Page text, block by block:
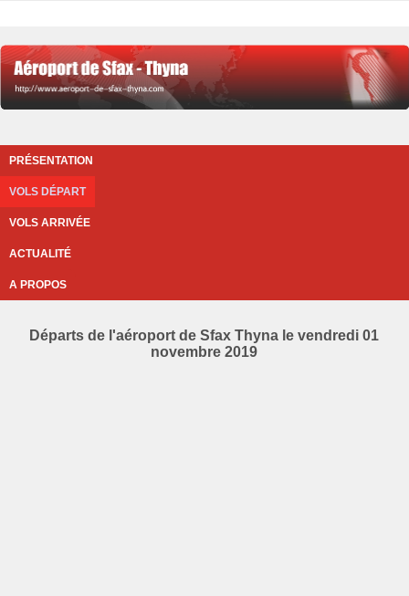
PRÉSENTATION
VOLS DÉPART
VOLS ARRIVÉE
ACTUALITÉ
A PROPOS
Départs de l'aéroport de Sfax Thyna le vendredi 01
novembre 2019